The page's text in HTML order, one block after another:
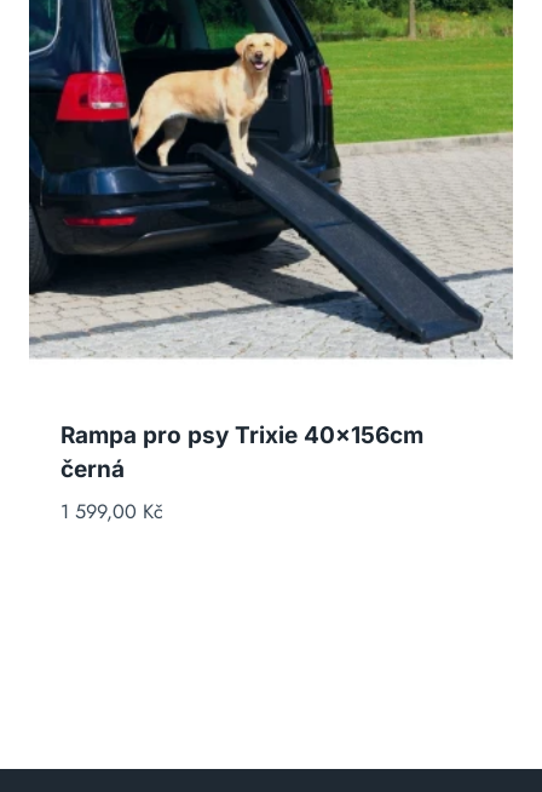
Rampa pro psy Trixie 40x156cm
černá
1 599,00 Kč